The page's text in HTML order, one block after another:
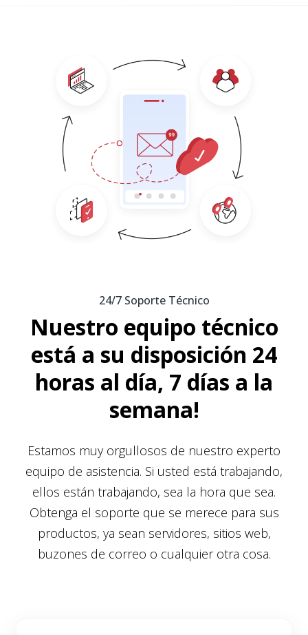
24/7 Soporte Técnico
Nuestro equipo técnico
está a su disposición 24
horas al día, 7 días a la
semana!
Estamos muy orgullosos de nuestro experto
equipo de asistencia. Si usted está trabajando,
ellos están trabajando, sea la hora que sea.
Obtenga el soporte que se merece para sus
productos, ya sean servidores, sitios web,
buzones de correo o cualquier otra cosa.